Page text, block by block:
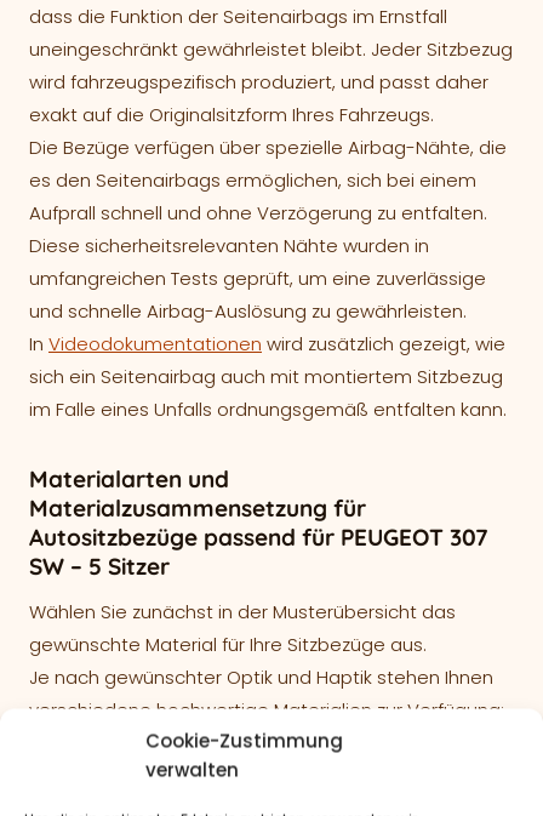
Cookie-Zustimmung
verwalten
dass die Funktion der Seitenairbags im Ernstfall
uneingeschränkt gewährleistet bleibt. Jeder Sitzbezug
wird fahrzeugspezifisch produziert, und passt daher
exakt auf die Originalsitzform Ihres Fahrzeugs.
Die Bezüge verfügen über spezielle Airbag-Nähte, die
es den Seitenairbags ermöglichen, sich bei einem
Aufprall schnell und ohne Verzögerung zu entfalten.
Diese sicherheitsrelevanten Nähte wurden in
umfangreichen Tests geprüft, um eine zuverlässige
und schnelle Airbag-Auslösung zu gewährleisten.
In Videodokumentationen wird zusätzlich gezeigt, wie
sich ein Seitenairbag auch mit montiertem Sitzbezug
im Falle eines Unfalls ordnungsgemäß entfalten kann.
Materialarten und
Materialzusammensetzung für
Autositzbezüge passend für PEUGEOT 307
SW – 5 Sitzer
Wählen Sie zunächst in der Musterübersicht das
gewünschte Material für Ihre Sitzbezüge aus.
Je nach gewünschter Optik und Haptik stehen Ihnen
verschiedene hochwertige Materialien zur Verfügung:
Lederlook – Kunstleder